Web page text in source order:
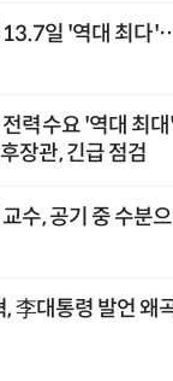
13.7일 '역대 최다
력수요 '역대 최
장관, 긴급 점검
수, 공기 중 수분
, 李대통령 발언